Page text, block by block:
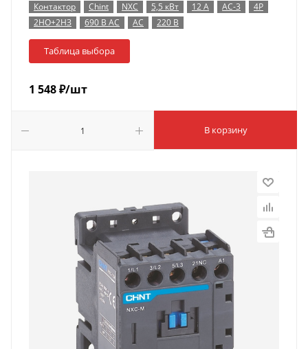
Контактор Chint NXC 5,5 кВт 12 А AC-3
4P
2НО+2НЗ
690 В AC AC 220 В
Таблица выбора
1 548₽/шт
В корзину